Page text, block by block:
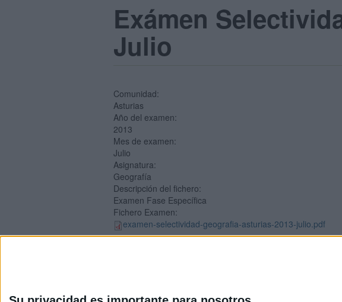
Exámen
Julio
Comunidad:
Asturias
Año del examen:
2013
Mes de examen:
Julio
Asignatura:
Geografía
Descripción del fichero:
Examen Fase Específica
Fichero Examen:
examen-selectividad-geografia-asturias-2013-julio.pdf